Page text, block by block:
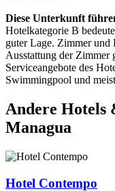
Diese Unterkunft
Hotelkategorie B
guter Lage. Zimmer und
Ausstattung der Zimmer
Serviceangebote des
Swimmingpool und
Andere Hotels
Managua
Hotel Contempo